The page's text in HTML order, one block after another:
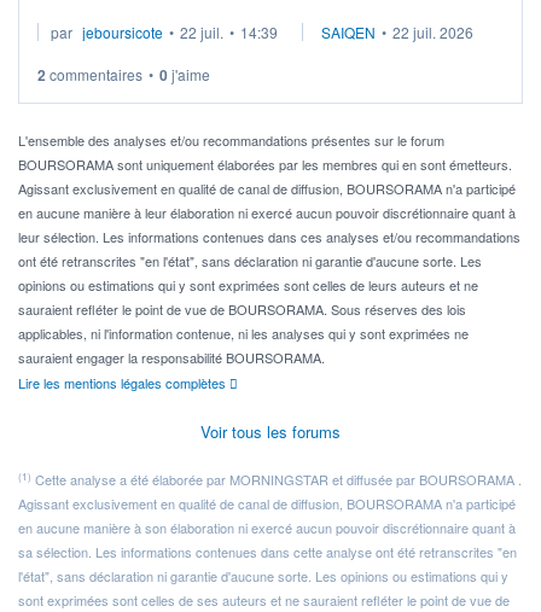
via un ETF plutôt que des actions individuelles.
Idéalement, je voudrais qu'il soit éligible au PEA.
Pour l' ...
par jeboursicote • 22 juil. • 14:39 SAIQEN • 22 juil. 2026
2 commentaires • 0j'aime
L'ensemble des analyses et/ou recommandations présentes sur le forum
BOURSORAMA sont uniquement élaborées par les membres qui en sont émetteurs.
Agissant exclusivement en qualité de canal de diffusion, BOURSORAMA n'a participé
en aucune manière à leur élaboration ni exercé aucun pouvoir discrétionnaire quant à
leur sélection. Les informations contenues dans ces analyses et/ou recommandations
ont été retranscrites "en l'état", sans déclaration ni garantie d'aucune sorte. Les
opinions ou estimations qui y sont exprimées sont celles de leurs auteurs et ne
sauraient refléter le point de vue de BOURSORAMA. Sous réserves des lois
applicables, ni l'information contenue, ni les analyses qui y sont exprimées ne
sauraient engager la responsabilité BOURSORAMA.
Lire les mentions légales complètes
Voir tous les forums
(1) Cette analyse a été élaborée par MORNINGSTAR et diffusée par BOURSORAMA .
Agissant exclusivement en qualité de canal de diffusion, BOURSORAMA n'a participé
en aucune manière à son élaboration ni exercé aucun pouvoir discrétionnaire quant à
sa sélection. Les informations contenues dans cette analyse ont été retranscrites "en
l'état", sans déclaration ni garantie d'aucune sorte. Les opinions ou estimations qui y
sont exprimées sont celles de ses auteurs et ne sauraient refléter le point de vue de